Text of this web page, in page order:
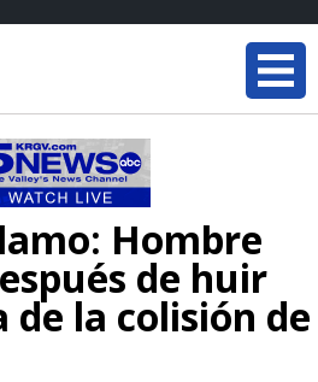
Hombre
de huir
de la colisión de